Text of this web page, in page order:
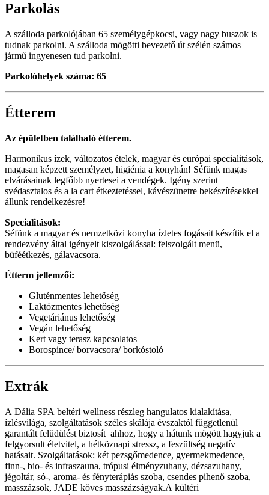
Parkolás
A szálloda parkolójában 65 személygépkocsi, vagy nagy buszok is
tudnak parkolni. A szálloda mögötti bevezető út szélén számos
jármű ingyenesen tud parkolni.
Parkolóhelyek száma: 65
Étterem
Az épületben található étterem.
Harmonikus ízek, változatos ételek, magyar és európai specialitások,
magasan képzett személyzet, higiénia a konyhán! Séfünk magas
elvárásainak legfőbb nyertesei a vendégek. Igény szerint
svédasztalos és a la cart étkeztetéssel, kávészünetre bekészítésekkel
állunk rendelkezésre!
Specialitások:
Séfünk a magyar és nemzetközi konyha ízletes fogásait készítik el a
rendezvény által igényelt kiszolgálással: felszolgált menü,
büféétkezés, gálavacsora.
Étterm jellemzői:
Gluténmentes lehetőség
Laktózmentes lehetőség
Vegetáriánus lehetőség
Vegán lehetőség
Kert vagy terasz kapcsolatos
Borospince/ borvacsora/ borkóstoló
Extrák
A Dália SPA beltéri wellness részleg hangulatos kialakítása,
ízlésvilága, szolgáltatások széles skálája évszaktól függetlenül
garantált felüdülést biztosít ahhoz, hogy a hátunk mögött hagyjuk a
felgyorsult életvitel, a hétköznapi stressz, a feszültség negatív
hatásait. Szolgáltatások: két pezsgőmedence, gyermekmedence,
finn-, bio- és infraszauna, trópusi élményzuhany, dézsazuhany,
jégoltár, só-, aroma- és fényterápiás szoba, csendes pihenő szoba,
masszázsok, JADE köves masszázságyak.A kültéri